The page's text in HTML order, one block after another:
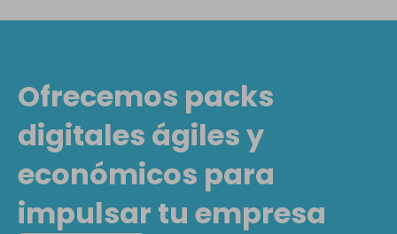
Ofrecemos packs
digitales ágiles y
económicos para
impulsar tu empresa